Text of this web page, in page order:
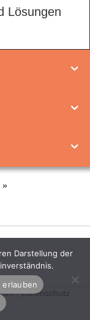
Lösungen
»
|Datenschutz
Darstellung der